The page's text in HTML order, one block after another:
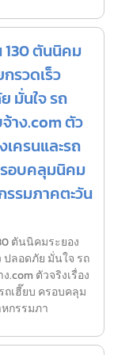
130 ตันนิคม
รวดเร็ว
มั่นใจ รถ
าง.com ตัว
เครนและรถ
อบคลุมนิคม
รมภาคตะวัน
ตันนิคมระยอง
ปลอดภัย มั่นใจ รถ
.com ตัวจริงเรื่อง
ถเฮี๊ยบ ครอบคลุม
กรรมภา